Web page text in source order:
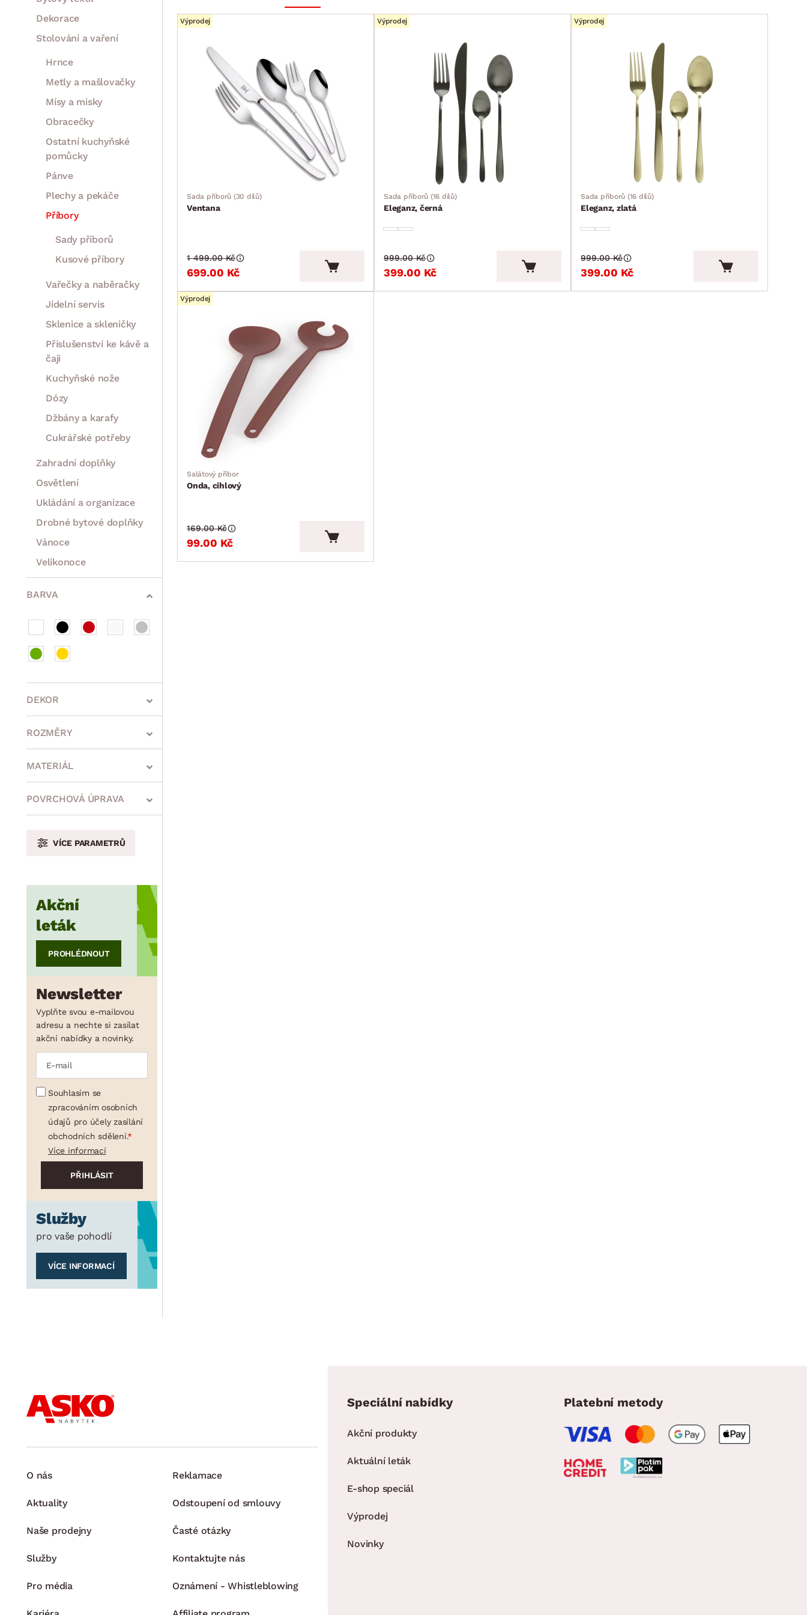
Dekorace
Stolování a vaření
Hrnce
Metly a mašlovačky
Mísy a misky
Obracečky
Ostatní kuchyňské
pomůcky
Pánve
Plechy a pekáče
Příbory
Sady příborů
Kusové příbory
Vařečky a naběračky
Jídelní servis
Sklenice a skleničky
Příslušenství ke kávě a
čaji
Kuchyňské nože
Dózy
Džbány a karafy
Cukrářské potřeby
Zahradní doplňky
Osvětlení
Ukládání a organizace
Drobné bytové doplňky
Vánoce
Velikonoce
Sedací soupravy a pohovky
Sestavy a stěny
Drobný nábytek
Spotřebiče
BARVA
DEKOR
ROZMĚRY
min. cm max.
min. cm max.
min. cm cm
MATERIÁL
POVRCHOVÁ ÚPRAVA
VÍCE PARAMETRŮ
Akční
leták
PROHLÉDNOUT
Newsletter
Vyplňte svou e-mailovou
adresu a nechte si zasílat
akční nabídky a novinky.
Souhlasím se
zpracováním osobních
údajů pro účely zasílání
obchodních sdělení.
Více informací
Služby
pro vaše pohodlí
VÍCE INFORMACÍ
Výprodej
Sada příborů (30 dílů)
Ventana
699.00 Kč
1 499.00 Kč
Výprodej
Sada příborů (16 dílů)
Eleganz, černá
399.00 Kč
999.00 Kč
Výprodej
Sada příborů (16 dílů)
Eleganz, zlatá
399.00 Kč
999.00 Kč
Výprodej
Salátový příbor
Onda, cihlový
99.00 Kč
169.00 Kč
O nás
Aktuality
Naše prodejny
Služby
Pro média
Reklamace
Odstoupení od smlouvy
Časté otázky
Kontaktujte nás
Oznámení - Whistleblowing
Speciální nabídky
Akční produkty
Aktuální leták
E-shop speciál
Výprodej
Novinky
Platební metody